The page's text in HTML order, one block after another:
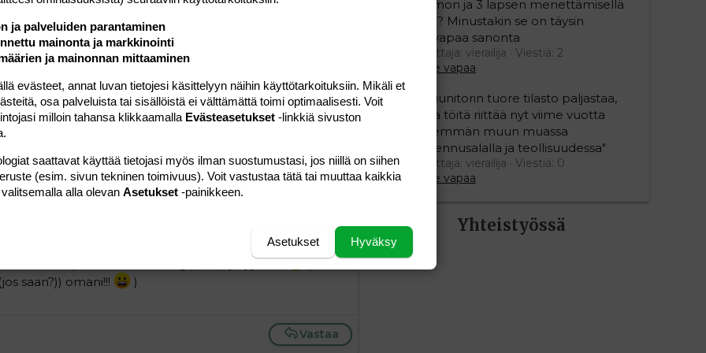
klo 21:38 minski74 kirjoitti
klo 20:30 Nimetön kirjoitti:
sivuilla myydä, ainoastaan sen saa tv-shopista????!!!
asian, kiitos vaan tiedosta
Click to expand...
tätiltä/setältä josko saisin oman "jäljitelmä" ab-
eiköhän pistetä se ab-swing pino pystyyn!!!??
(minä
saan?)) omani!!!
)
Vastaa
vaimon ja 3 lapsen menettämisellä
olisi? Minustakin se on täysin
älyvapaa sanonta
Aloittaja: vierailija
Viestiä: 2
Aihe vapaa
"Duunitorin tuore tilasto paljastaa,
että töitä riittää nyt viime vuotta
enemmän muun muassa
rakennusalalla ja teollisuudessa"
Aloittaja: vierailija
Viestiä: 0
Aihe vapaa
Yhteistyössä
ja palveluiden parantaminen
mainonta ja markkinointi
ja mainonnan mittaaminen
evästeet, annat luvan tietojesi käsittelyyn näihin käyttötarkoituksiin. Mikäli et
osa palveluista tai sisällöistä ei välttämättä toimi optimaalisesti. Voit
milloin tahansa klikkaamalla Evästeasetukset -linkkiä sivuston
saattavat käyttää tietojasi myös ilman suostumustasi, jos niillä on siihen
(esim. sivun tekninen toimivuus). Voit vastustaa tätä tai muuttaa kaikkia
alla olevan Asetukset -painikkeen.
Hyväksy
Asetukset